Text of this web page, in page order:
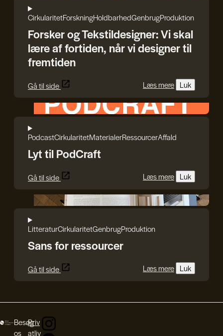
CirkularitetForskningHoldbarhedGenbrugProduktion
Forsker og Tekstildesigner: Vi skal
lære af fortiden, når vi designer til
fremtiden
Gå til side Læs mere Luk
HEPHAESTUS
PodcastCirkularitetMaterialerRessourcerAffald
Lyt til PodCraft
Gå til side Læs mere Luk
Reshape Waste
LitteraturCirkularitetGenbrugProduktion
Sans for ressourcer
Gå til side Læs mere Luk
Besøg
os
Priv
atliv